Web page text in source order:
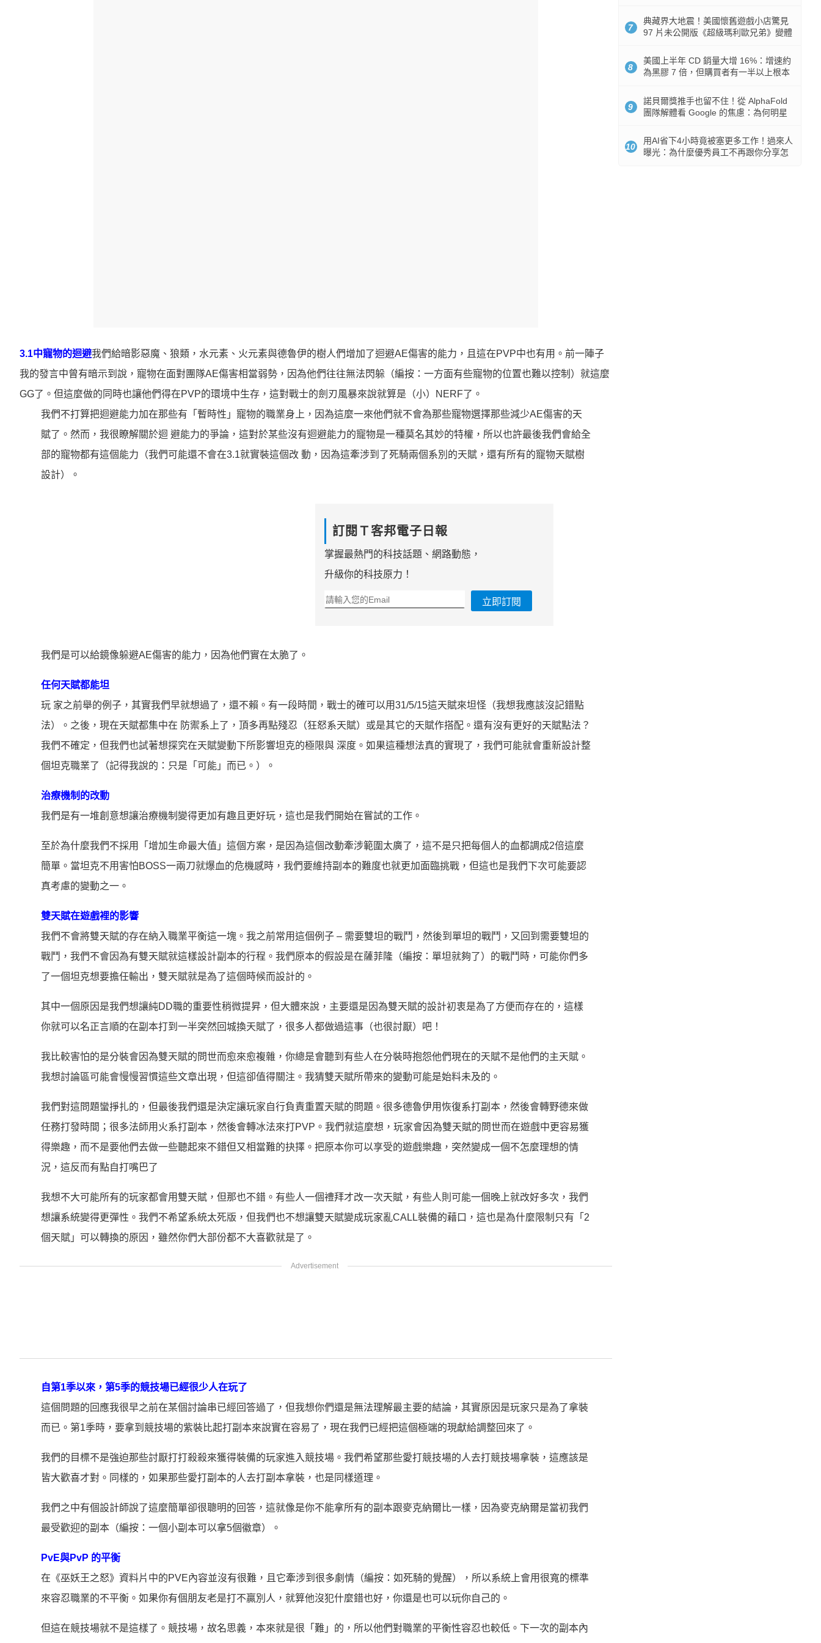
3.1中寵物的迴避我們給暗影惡魔、狼類，水元素、火元素與德魯伊的樹人們增加了迴避AE傷害的能力，且這在PVP中也有用。前一陣子
我的發言中曾有暗示到說，寵物在面對團隊AE傷害相當弱勢，因為他們往往無法閃躲（編按：一方面有些寵物的位置也難以控制）就這麼
GG了。但這麼做的同時也讓他們得在PVP的環境中生存，這對戰士的劍刃風暴來說就算是（小）NERF了。
我們不打算把迴避能力加在那些有「暫時性」寵物的職業身上，因為這麼一來他們就不會為那些寵物選擇那些減少AE傷害的天
賦了。然而，我很瞭解關於迴 避能力的爭論，這對於某些沒有迴避能力的寵物是一種莫名其妙的特權，所以也許最後我們會給全
部的寵物都有這個能力（我們可能還不會在3.1就實裝這個改 動，因為這牽涉到了死騎兩個系別的天賦，還有所有的寵物天賦樹
設計）。
訂閱Ｔ客邦電子日報
掌握最熱門的科技話題、網路動態，
升級你的科技原力！
立即訂閱
我們是可以給鏡像躲避AE傷害的能力，因為他們實在太脆了。
任何天賦都能坦
玩 家之前舉的例子，其實我們早就想過了，還不賴。有一段時間，戰士的確可以用31/5/15這天賦來坦怪（我想我應該沒記錯點
法）。之後，現在天賦都集中在 防禦系上了，頂多再點殘忍（狂怒系天賦）或是其它的天賦作搭配。還有沒有更好的天賦點法？
我們不確定，但我們也試著想探究在天賦變動下所影響坦克的極限與 深度。如果這種想法真的實現了，我們可能就會重新設計整
個坦克職業了（記得我說的：只是「可能」而已。）。
治療機制的改動
我們是有一堆創意想讓治療機制變得更加有趣且更好玩，這也是我們開始在嘗試的工作。
至於為什麼我們不採用「增加生命最大值」這個方案，是因為這個改動牽涉範圍太廣了，這不是只把每個人的血都調成2倍這麼
簡單。當坦克不用害怕BOSS一兩刀就爆血的危機感時，我們要維持副本的難度也就更加面臨挑戰，但這也是我們下次可能要認
真考慮的變動之一。
雙天賦在遊戲裡的影響
我們不會將雙天賦的存在納入職業平衡這一塊。我之前常用這個例子 – 需要雙坦的戰鬥，然後到單坦的戰鬥，又回到需要雙坦的
戰鬥，我們不會因為有雙天賦就這樣設計副本的行程。我們原本的假設是在薩菲隆（編按：單坦就夠了）的戰鬥時，可能你們多
了一個坦克想要擔任輸出，雙天賦就是為了這個時候而設計的。
其中一個原因是我們想讓純DD職的重要性稍微提昇，但大體來說，主要還是因為雙天賦的設計初衷是為了方便而存在的，這樣
你就可以名正言順的在副本打到一半突然回城換天賦了，很多人都做過這事（也很討厭）吧！
我比較害怕的是分裝會因為雙天賦的問世而愈來愈複雜，你總是會聽到有些人在分裝時抱怨他們現在的天賦不是他們的主天賦。
我想討論區可能會慢慢習慣這些文章出現，但這卻值得關注。我猜雙天賦所帶來的變動可能是始料未及的。
我們對這問題蠻掙扎的，但最後我們還是決定讓玩家自行負責重置天賦的問題。很多德魯伊用恢復系打副本，然後會轉野德來做
任務打發時間；很多法師用火系打副本，然後會轉冰法來打PVP。我們就這麼想，玩家會因為雙天賦的問世而在遊戲中更容易獲
得樂趣，而不是要他們去做一些聽起來不錯但又相當難的抉擇。把原本你可以享受的遊戲樂趣，突然變成一個不怎麼理想的情
況，這反而有點自打嘴巴了
我想不大可能所有的玩家都會用雙天賦，但那也不錯。有些人一個禮拜才改一次天賦，有些人則可能一個晚上就改好多次，我們
想讓系統變得更彈性。我們不希望系統太死版，但我們也不想讓雙天賦變成玩家亂CALL裝備的藉口，這也是為什麼限制只有「2
個天賦」可以轉換的原因，雖然你們大部份都不大喜歡就是了。
自第1季以來，第5季的競技場已經很少人在玩了
這個問題的回應我很早之前在某個討論串已經回答過了，但我想你們還是無法理解最主要的結論，其實原因是玩家只是為了拿裝
而已。第1季時，要拿到競技場的紫裝比起打副本來說實在容易了，現在我們已經把這個極端的現獻給調整回來了。
我們的目標不是強迫那些討厭打打殺殺來獲得裝備的玩家進入競技場。我們希望那些愛打競技場的人去打競技場拿裝，這應該是
皆大歡喜才對。同樣的，如果那些愛打副本的人去打副本拿裝，也是同樣道理。
我們之中有個設計師說了這麼簡單卻很聰明的回答，這就像是你不能拿所有的副本跟麥克納爾比一樣，因為麥克納爾是當初我們
最受歡迎的副本（編按：一個小副本可以拿5個徽章）。
PvE與PvP 的平衡
在《巫妖王之怒》資料片中的PVE內容並沒有很難，且它牽涉到很多劇情（編按：如死騎的覺醒），所以系統上會用很寬的標準
來容忍職業的不平衡。如果你有個朋友老是打不贏別人，就算他沒犯什麼錯也好，你還是也可以玩你自己的。
但這在競技場就不是這樣了。競技場，故名思義，本來就是很「難」的，所以他們對職業的平衡性容忍也較低。下一次的副本內
7
典藏界大地震！美國懷舊遊戲小店驚見
97 片未公開版《超級瑪利歐兄弟》變體
8
美國上半年 CD 銷量大增 16%：增速約
為黑膠 7 倍，但購買者有一半以上根本
9
諾貝爾獎推手也留不住！從 AlphaFold
團隊解體看 Google 的焦慮：為何明星
10
用AI省下4小時竟被塞更多工作！過來人
曝光：為什麼優秀員工不再跟你分享怎